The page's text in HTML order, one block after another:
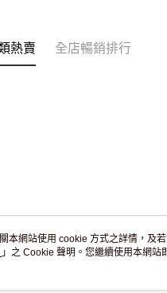
熱賣 全店暢銷排行
關於我們
本網站使用 cookie 方式之詳情，及
」之 Cookie 聲明。您繼續使用本網